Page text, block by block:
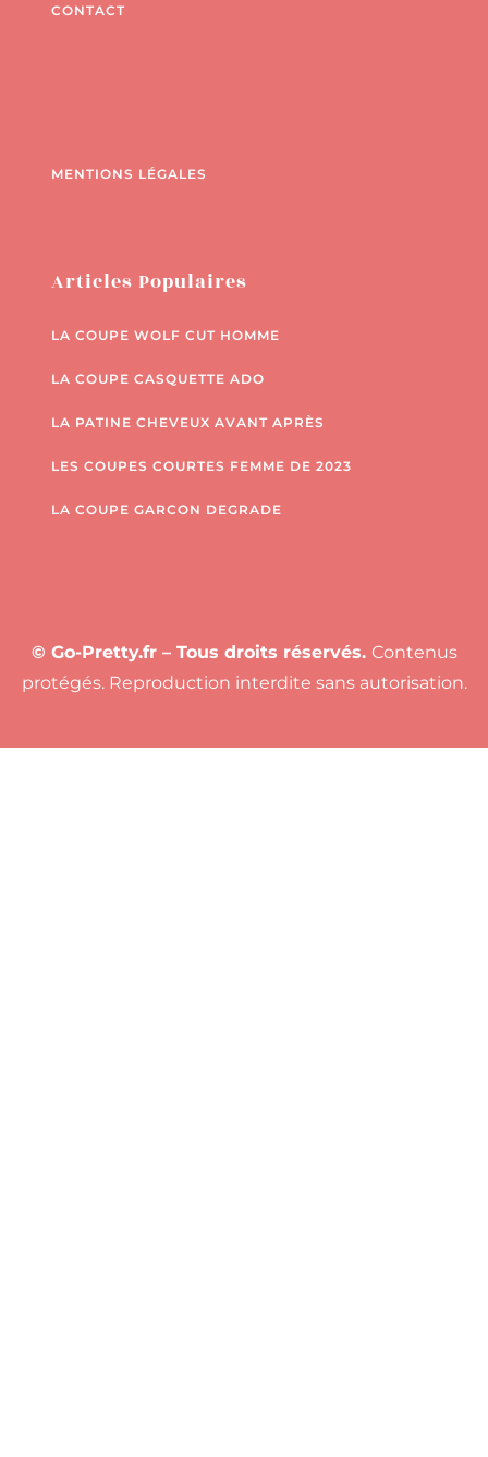
CONTACT
MENTIONS LÉGALES
Articles Populaires
LA COUPE WOLF CUT HOMME
LA COUPE CASQUETTE ADO
LA PATINE CHEVEUX AVANT APRÈS
LES COUPES COURTES FEMME DE 2023
LA COUPE GARCON DEGRADE
© Go-Pretty.fr – Tous droits réservés. Contenus
protégés. Reproduction interdite sans autorisation.